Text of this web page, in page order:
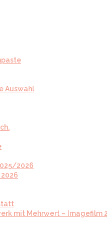
Auswahl
2026
mit Mehrwert – Imagefilm